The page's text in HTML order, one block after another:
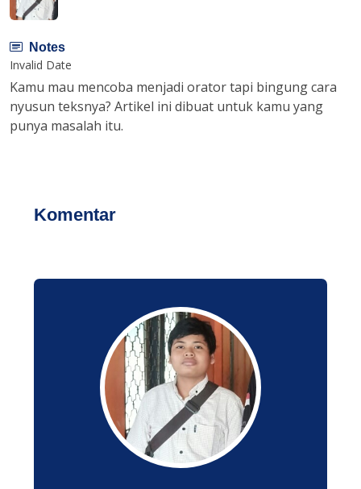
Notes
Invalid Date
Kamu mau mencoba menjadi orator tapi bingung cara
nyusun teksnya? Artikel ini dibuat untuk kamu yang
punya masalah itu.
Komentar